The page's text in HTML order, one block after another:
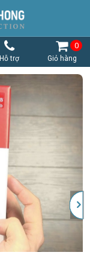
Hỗ trợ Giỏ hàng
0